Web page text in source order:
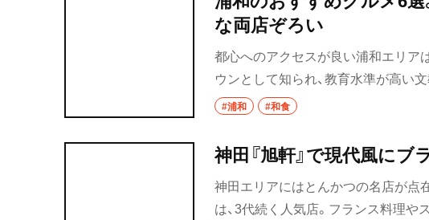
な両店ぞろい
都心へのアクセスが良い浦和エリア
ウンとして知られ、教育水準が高い
グなどさまざまな要素が集まり、グ
ある、個性を放つ良店の数々。今日
#浦和 #和食
神田『旭軒』で現代風に
神田エリアにはとんかつの名店が点
は、3代続く人気店。フランス料理